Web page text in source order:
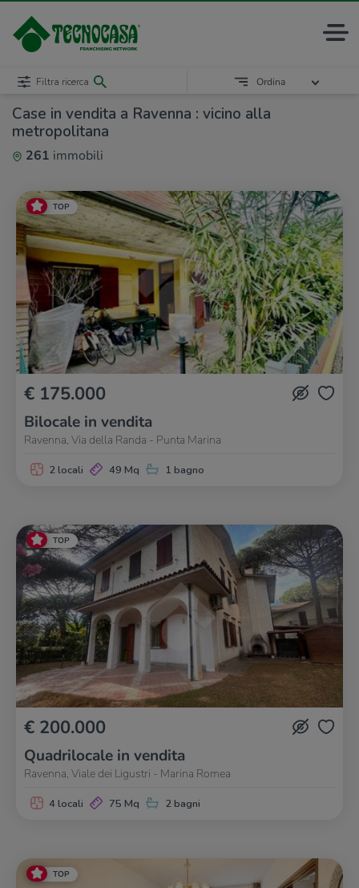
Case in vendita a Ravenna : vicino alla
metropolitana
261 immobili
Filtra ricerca Ordina
TOP
€ 175.000
Bilocale in vendita
Ravenna, Via della Randa - Punta Marina
2 locali 49 Mq 1 bagno
TOP
€ 200.000
Quadrilocale in vendita
Ravenna, Viale dei Ligustri - Marina Romea
4 locali 75 Mq 2 bagni
TOP